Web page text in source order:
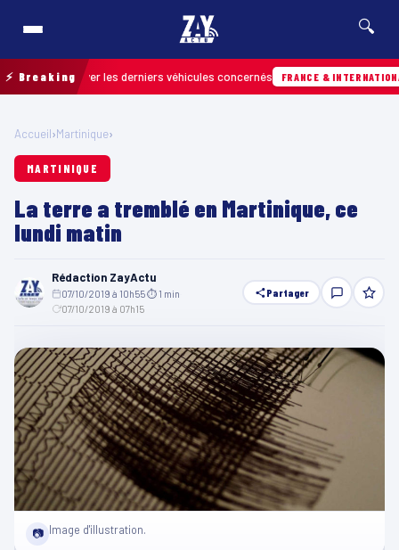
🔍
⚡ Breaking
retrouver les derniers véhicules concernés FRANCE & INTERNATIONALE
Accueil›Martinique›
MARTINIQUE
La terre a tremblé en Martinique, ce
lundi matin
Rédaction ZayActu
07/10/2019 à 10h55⏱ 1 min
07/10/2019 à 07h15
Partager
📷 Image d'illustration.